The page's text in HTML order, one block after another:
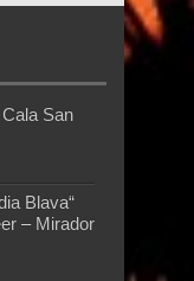
San
Blava“
– Mirador